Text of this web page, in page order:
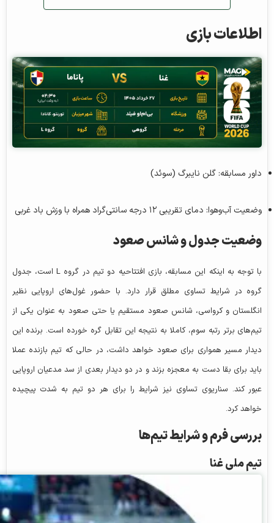
اطلاعات بازی
داور مسابقه: گلن نایبرگ (سوئد)
وضعیت آب‌وهوا: دمای تقریبی ۱۲ درجه سانتی‌گراد همراه با وزش باد غربی
وضعیت جدول و شانس صعود
با توجه به اینکه این مسابقه، بازی افتتاحیه دو تیم در گروه L است، جدول
گروه در شرایط تساوی مطلق قرار دارد. با حضور غول‌های اروپایی نظیر
انگلستان و کرواسی، شانس صعود مستقیم یا حتی صعود به عنوان یکی از
تیم‌های برتر رتبه سوم، کاملا به نتیجه این تقابل گره خورده است. برنده این
دیدار مسیر همواری برای صعود خواهد داشت، در حالی که تیم بازنده عملا
باید برای بقا دست به معجزه بزند و در دو دیدار بعدی از سد مدعیان اروپایی
عبور کند. سناریوی تساوی نیز شرایط را برای هر دو تیم به شدت پیچیده
خواهد کرد.
بررسی فرم و شرایط تیم‌ها
تیم ملی غنا